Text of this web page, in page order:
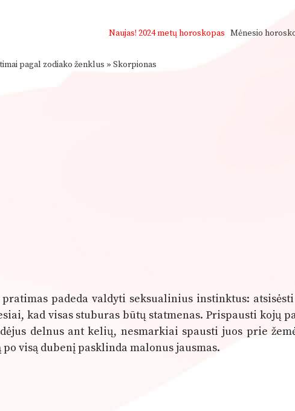
Naujas! 2024 metų horoskopas Mėnesio
pagal zodiako ženklus » Skorpionas
pratimas padeda valdyti seksualinius instinktus:
kad visas stuburas būtų statmenas. Prispausti kojų
delnus ant kelių, nesmarkiai spausti juos prie
visą dubenį pasklinda malonus jausmas.